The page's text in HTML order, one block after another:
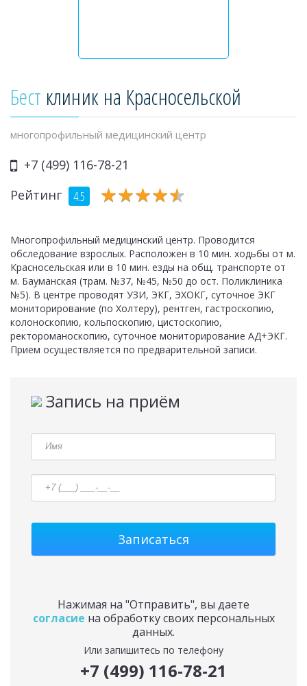
Бест клиник на Красносельской
многопрофильный медицинский центр
+7 (499) 116-78-21
Рейтинг
4.5 ★★★★★
★★★★★
Многопрофильный медицинский центр. Проводится
обследование взрослых. Расположен в 10 мин. ходьбы от м.
Красносельская или в 10 мин. езды на общ. транспорте от
м. Бауманская (трам. №37, №45, №50 до ост. Поликлиника
№5). В центре проводят УЗИ, ЭКГ, ЭХОКГ, суточное ЭКГ
мониторирование (по Холтеру), рентген, гастроскопию,
колоноскопию, кольпоскопию, цистоскопию,
ректороманоскопию, суточное мониторирование АД+ЭКГ.
Прием осуществляется по предварительной записи.
Запись на приём
Нажимая на "Отправить", вы даете
согласие на обработку своих персональных
данных.
Или запишитесь по телефону
+7 (499) 116-78-21